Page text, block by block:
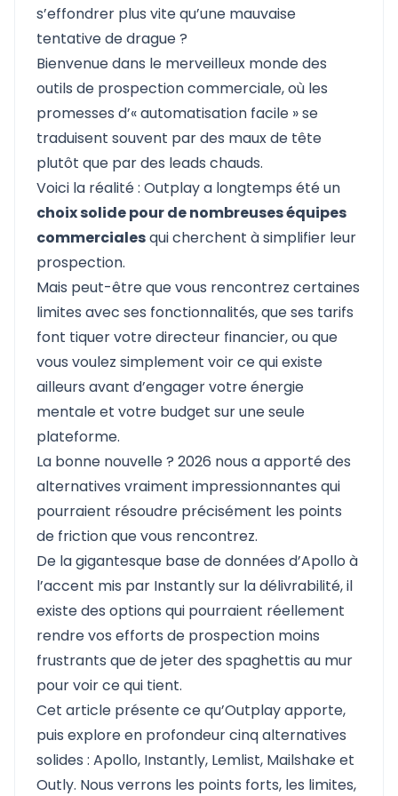
s’effondrer plus vite qu’une mauvaise
tentative de drague ?
Bienvenue dans le merveilleux monde des
outils de prospection commerciale, où les
promesses d’« automatisation facile » se
traduisent souvent par des maux de tête
plutôt que par des leads chauds.
Voici la réalité : Outplaya longtemps été un
choix solide pour de nombreuses équipes
commercialesqui cherchent à simplifier leur
prospection.
Mais peut-être que vous rencontrez certaines
limites avec ses fonctionnalités, que ses tarifs
font tiquer votre directeur financier, ou que
vous voulez simplement voir ce qui existe
ailleurs avant d’engager votre énergie
mentale et votre budget sur une seule
plateforme.
La bonne nouvelle ? 2026 nous a apporté des
alternatives vraiment impressionnantes qui
pourraient résoudre précisément les points
de friction que vous rencontrez.
De la gigantesque base de données d’Apollo à
l’accent mis par Instantly sur la délivrabilité, il
existe des options qui pourraient réellement
rendre vos efforts de prospection moins
frustrants que de jeter des spaghettis au mur
pour voir ce qui tient.
Cet article présente ce qu’Outplay apporte,
puis explore en profondeur cinq alternatives
solides : Apollo, Instantly, Lemlist, Mailshake et
Outly. Nous verrons les points forts, les limites,